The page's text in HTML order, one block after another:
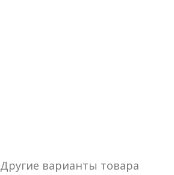
Другие варианты товара